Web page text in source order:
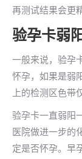
再测试结果会更
验孕卡弱
一般来说，验孕
怀孕，如果是弱
上的检测区色带
验孕卡一直弱阳
医院做进一步的
定是否怀孕。早